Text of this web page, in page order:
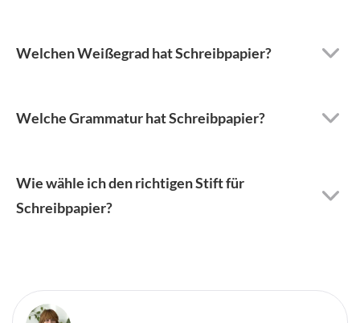
Welchen Weißegrad hat Schreibpapier?
Welche Grammatur hat Schreibpapier?
Wie wähle ich den richtigen Stift für
Schreibpapier?